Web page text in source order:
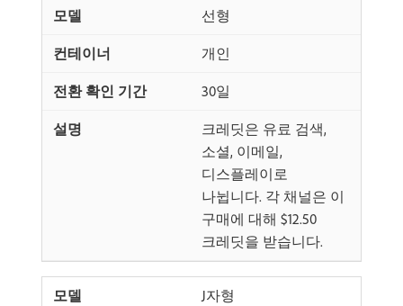
선형
개인
30일
크레딧은 유료 검색,
소셜, 이메일,
디스플레이로
나뉩니다. 각 채널은 이
구매에 대해 $12.50
크레딧을 받습니다.
J자형